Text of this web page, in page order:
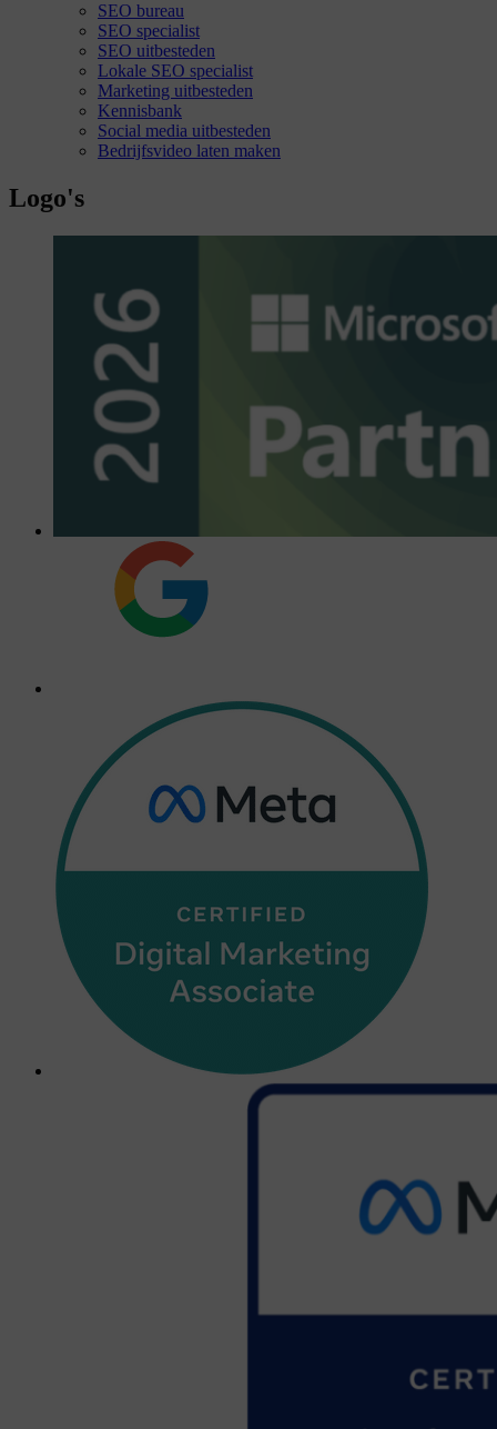
SEO bureau
SEO specialist
SEO uitbesteden
Lokale SEO specialist
Marketing uitbesteden
Kennisbank
Social media uitbesteden
Bedrijfsvideo laten maken
Logo's